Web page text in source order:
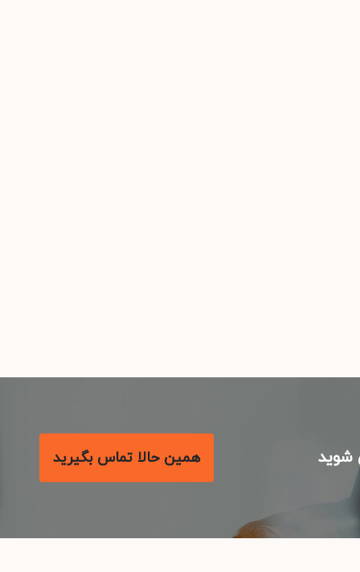
همین حالا تماس بگیرید